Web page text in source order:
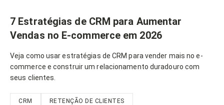
7 Estratégias de CRM para Aumentar
Vendas no E-commerce em 2026
Veja como usar estratégias de CRM para vender mais no e-
commerce e construir um relacionamento duradouro com
seus clientes.
CRM RETENÇÃO DE CLIENTES